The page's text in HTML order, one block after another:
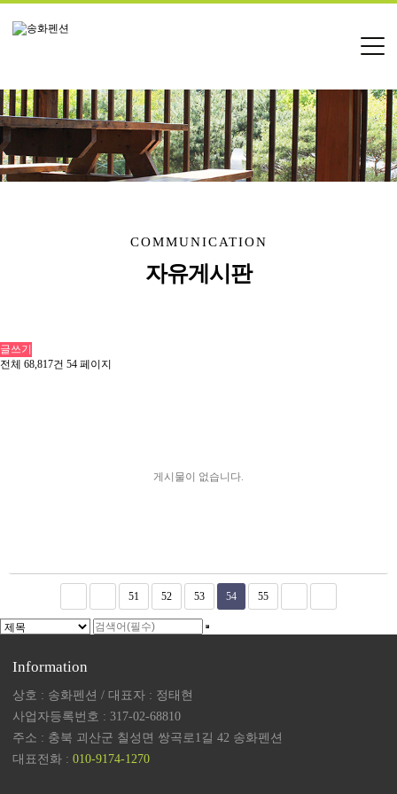
COMMUNICATION
자유게시판
글쓰기
전체 68,817건 54 페이지
게시물이 없습니다.
51 52 53 54 55
Information
상호 : 송화펜션 / 대표자 : 정태현
사업자등록번호 : 317-02-68810
주소 : 충북 괴산군 칠성면 쌍곡로1길 42 송화펜션
대표전화 : 010-9174-1270